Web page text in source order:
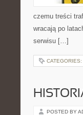
czemu treści
wracają po
serwisu […]
CATEGORIES:
POSTED BY